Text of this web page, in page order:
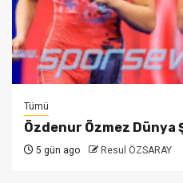
Tümü
Özdenur Özmez Dünya
5 gün ago Resul ÖZSARAY